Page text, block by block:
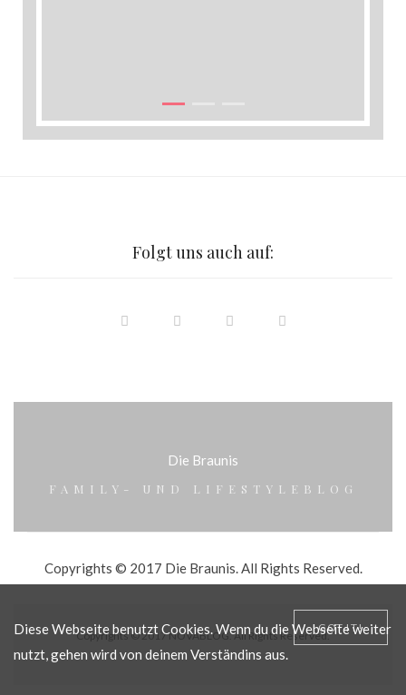
Folgt uns auch auf:
Die Braunis
FAMILY- UND LIFESTYLEBLOG
Copyrights © 2017 Die Braunis. All Rights Reserved.
Copyrights © 2017 NOVABLOG. All Rights Reserved.
GOT IT!
Diese Webseite benutzt Cookies. Wenn du die Webseite weiter
nutzt, gehen wird von deinem Verständins aus.